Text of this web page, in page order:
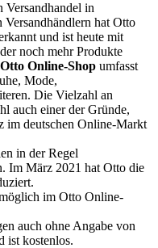
in
Versandhändlern hat Otto
und ist heute mit
noch mehr Produkte
Otto Online-Shop umfasst
Mode,
Die Vielzahl an
auch einer der Gründe,
im deutschen Online-Markt
in der Regel
Im März 2021 hat Otto die
im Otto Online-
auch ohne Angabe von
ist kostenlos.